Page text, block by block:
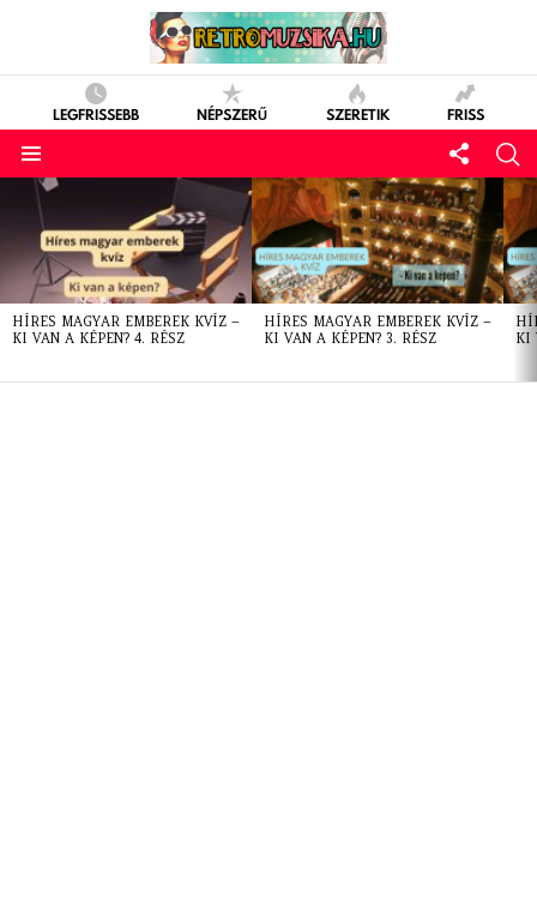
LEGFRISSEBB NÉPSZERŰ SZERETIK FRISS
LATEST
STORIES
HÍRES MAGYAR EMBEREK KVÍZ –
KI VAN A KÉPEN? 4. RÉSZ
HÍRES MAGYAR EMBEREK KVÍZ –
KI VAN A KÉPEN? 3. RÉSZ
KI